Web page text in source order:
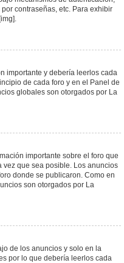
contraseñas, etc. Para exhibir
importante y debería leerlos cada
de cada foro y en el Panel de
globales son otorgados por La
importante sobre el foro que
que sea posible. Los anuncios
donde se publicaron. Como en
son otorgados por La
de los anuncios y solo en la
por lo que debería leerlos cada